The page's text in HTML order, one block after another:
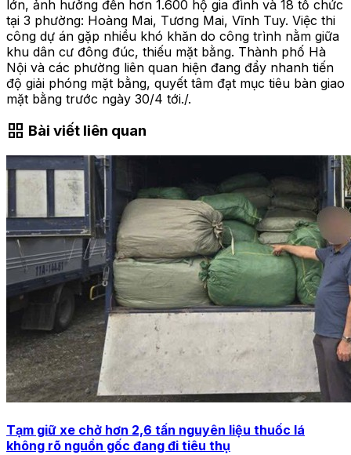
lớn, ảnh hưởng đến hơn 1.600 hộ gia đình và 18 tổ chức
tại 3 phường: Hoàng Mai, Tương Mai, Vĩnh Tuy. Việc thi
công dự án gặp nhiều khó khăn do công trình nằm giữa
khu dân cư đông đúc, thiếu mặt bằng. Thành phố Hà
Nội và các phường liên quan hiện đang đẩy nhanh tiến
độ giải phóng mặt bằng, quyết tâm đạt mục tiêu bàn giao
mặt bằng trước ngày 30/4 tới./.
grid_view Bài viết liên quan
Tạm giữ xe chở hơn 2,6 tấn nguyên liệu thuốc lá
không rõ nguồn gốc đang đi tiêu thụ